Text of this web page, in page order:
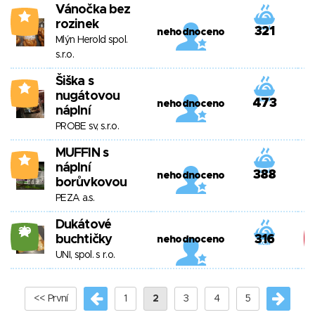
1
Vánočka bez
rozinek
Mlýn Herold spol.
s.r.o.
nehodnoceno 321
2
Šiška s
nugátovou
náplní
PROBE sv, s.r.o.
nehodnoceno 473
1
MUFFIN s
náplní
borůvkovou
PEZA a.s.
nehodnoceno 388
20
Dukátové
buchtičky
UNI, spol. s r.o.
nehodnoceno 316
<< První 1 2 3 4 5